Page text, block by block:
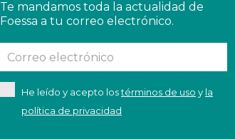
Te mandamos toda la actualidad de
Foessa a tu correo electrónico.
He leído y acepto lostérminos de uso y la
política de privacidad